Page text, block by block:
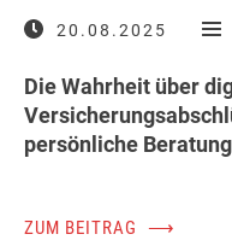
20.08.2025
Die Wahrheit über
persönliche
ZUM BEITRAG ⟶